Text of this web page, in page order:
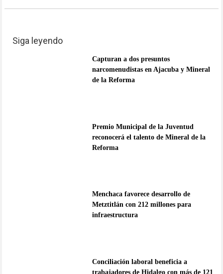
Siga leyendo
Capturan a dos presuntos
narcomenudistas en Ajacuba y Mineral
de la Reforma
Premio Municipal de la Juventud
reconocerá el talento de Mineral de la
Reforma
Menchaca favorece desarrollo de
Metztitlán con 212 millones para
infraestructura
Conciliación laboral beneficia a
trabajadores de Hidalgo con más de 121